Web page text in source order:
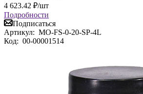
4 623.42 ₽/шт
Подробности
Подписаться
Артикул: MO-FS-0-20-SP-4L
Код: 00-00001514